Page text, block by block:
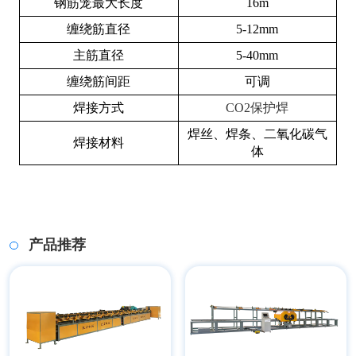
钢筋笼最大长度
16m
缠绕筋直径
5-12mm
主筋直径
5-40mm
缠绕筋间距
可调
焊接方式
CO2保护焊
焊接材料
焊丝、焊条、二氧化碳气
体
产品推荐